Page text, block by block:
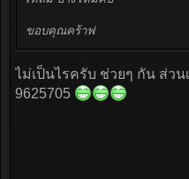
ขอบคุณคร้าฟ
ไม่เป็นไรครับ ช่วยๆ กัน ส่ว
9625705